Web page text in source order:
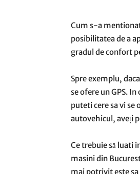
Cum s-a
posibilitatea de a
gradul de confort
Spre exemplu,
se ofere un GPS.
puteti cere sa vi se
autovehicul, aveți
Ce trebuie să luati
masini din
mai potrivit este